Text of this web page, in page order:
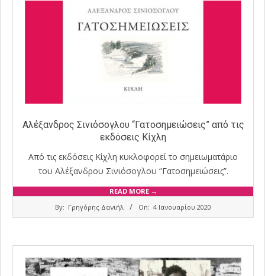
Αλέξανδρος Σινιόσογλου “Γατοσημειώσεις” από τις
εκδόσεις Κίχλη
Από τις εκδόσεις Κίχλη κυκλοφορεί το σημειωματάριο
του Αλέξανδρου Σινιόσογλου “Γατοσημειώσεις”.
READ MORE →
By: Γρηγόρης Δανιήλ On: 4 Ιανουαρίου 2020